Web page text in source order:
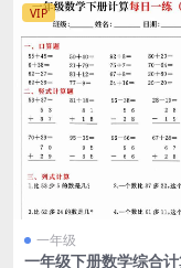
VIP
一年级
一年级下册数学综合计